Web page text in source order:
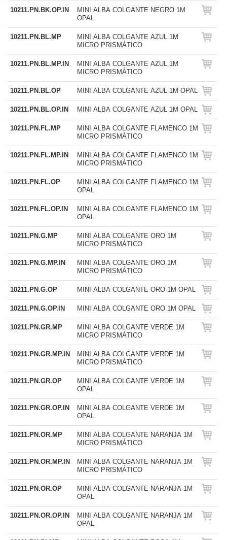
10211.PN.BK.OP.IN
MINI ALBA COLGANTE NEGRO 1M
OPAL
10211.PN.BL.MP
MINI ALBA COLGANTE AZUL 1M
MICRO PRISMÁTICO
10211.PN.BL.MP.IN
MINI ALBA COLGANTE AZUL 1M
MICRO PRISMÁTICO
10211.PN.BL.OP MINI ALBA COLGANTE AZUL 1M OPAL
10211.PN.BL.OP.IN MINI ALBA COLGANTE AZUL 1M OPAL
10211.PN.FL.MP
MINI ALBA COLGANTE FLAMENCO 1M
MICRO PRISMÁTICO
10211.PN.FL.MP.IN
MINI ALBA COLGANTE FLAMENCO 1M
MICRO PRISMÁTICO
10211.PN.FL.OP
MINI ALBA COLGANTE FLAMENCO 1M
OPAL
10211.PN.FL.OP.IN
MINI ALBA COLGANTE FLAMENCO 1M
OPAL
10211.PN.G.MP
MINI ALBA COLGANTE ORO 1M
MICRO PRISMÁTICO
10211.PN.G.MP.IN
MINI ALBA COLGANTE ORO 1M
MICRO PRISMÁTICO
10211.PN.G.OP MINI ALBA COLGANTE ORO 1M OPAL
10211.PN.G.OP.IN MINI ALBA COLGANTE ORO 1M OPAL
10211.PN.GR.MP
MINI ALBA COLGANTE VERDE 1M
MICRO PRISMÁTICO
10211.PN.GR.MP.IN
MINI ALBA COLGANTE VERDE 1M
MICRO PRISMÁTICO
10211.PN.GR.OP
MINI ALBA COLGANTE VERDE 1M
OPAL
10211.PN.GR.OP.IN
MINI ALBA COLGANTE VERDE 1M
OPAL
10211.PN.OR.MP
MINI ALBA COLGANTE NARANJA 1M
MICRO PRISMÁTICO
10211.PN.OR.MP.IN
MINI ALBA COLGANTE NARANJA 1M
MICRO PRISMÁTICO
10211.PN.OR.OP
MINI ALBA COLGANTE NARANJA 1M
OPAL
10211.PN.OR.OP.IN
MINI ALBA COLGANTE NARANJA 1M
OPAL